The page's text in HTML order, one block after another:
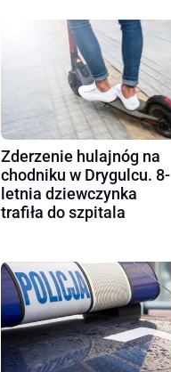
Zderzenie hulajnóg na
chodniku w Drygulcu. 8-
letnia dziewczynka
trafiła do szpitala